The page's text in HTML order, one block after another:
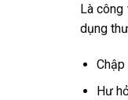
Là
dụng
Chập
Hư